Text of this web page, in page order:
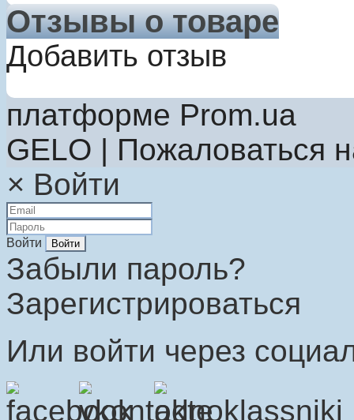
Отзывы о товаре
Добавить отзыв
платформе Prom.ua
GELO | Пожаловаться
× Войти
Войти
Забыли пароль?
Зарегистрироваться
Или войти через